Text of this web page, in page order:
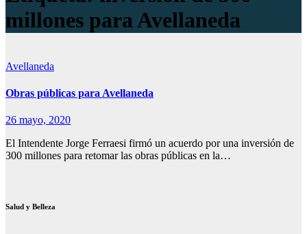
millones para Avellaneda
Avellaneda
Obras públicas para Avellaneda
26 mayo, 2020
El Intendente Jorge Ferraesi firmó un acuerdo por una inversión de
300 millones para retomar las obras públicas en la…
Salud y Belleza